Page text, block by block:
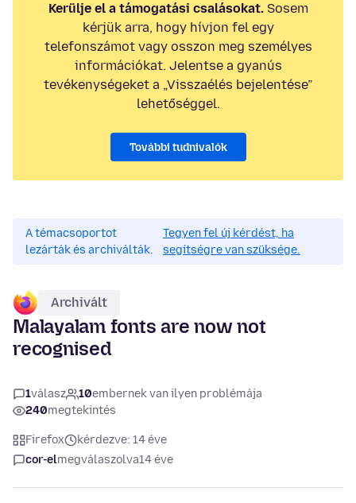
Kerülje el a támogatási csalásokat.Sosem
kérjük arra, hogy hívjon fel egy
telefonszámot vagy osszon meg személyes
információkat. Jelentse a gyanús
tevékenységeket a „Visszaélés bejelentése”
lehetőséggel.
További tudnivalók
A témacsoportot
lezárták és archiválták.
Tegyen fel új kérdést, ha
segítségre van szüksége.
Archivált
Malayalam fonts are now not
recognised
1válasz 10embernek van ilyen problémája
240megtekintés
Firefox
kérdezve: 14 éve
cor-elmegválaszolva14 éve